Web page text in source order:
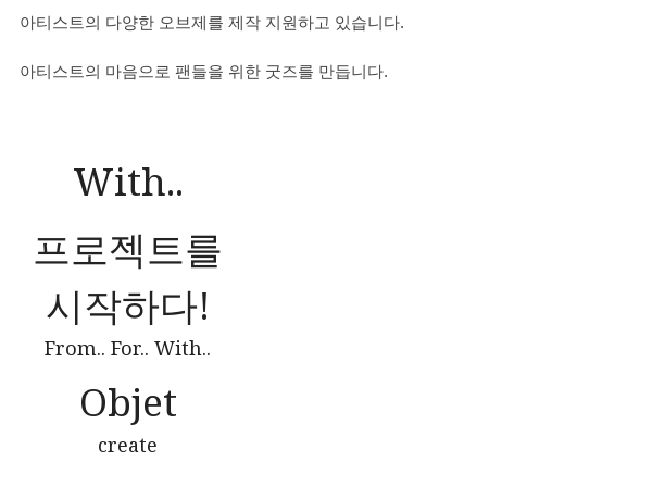
아티스트의 다양한 오브제를 제작 지원하고 있습니다.
아티스트의 마음으로 팬들을 위한 굿즈를 만듭니다.
With..
프로젝트를
시작하다!
From.. For.. With..
Objet
create